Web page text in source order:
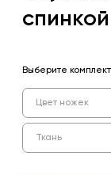
спинкой
Выберите
Цвет ножек
Ткань